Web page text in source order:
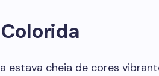
estava cheia de cores